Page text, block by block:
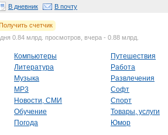
В дневник В почту
Получить счетчик
0.84 млрд. просмотров, вчера - 0.88 млрд.
Компьютеры
Литература
Музыка
MP3
Новости, СМИ
Обучение
Погода
Путешествия
Работа
Развлечения
Софт
Спорт
Товары, услуги
Юмор